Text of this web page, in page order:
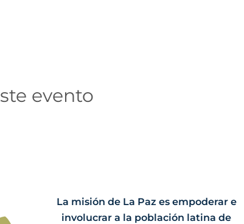
evento
La misión de La Paz es empoderar e
involucrar a la población latina de